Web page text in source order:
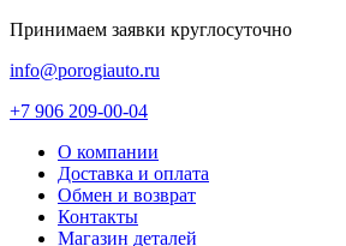
Принимаем заявки круглосуточно
info@porogiauto.ru
+7 906 209-00-04
О компании
Доставка и оплата
Обмен и возврат
Контакты
Магазин деталей